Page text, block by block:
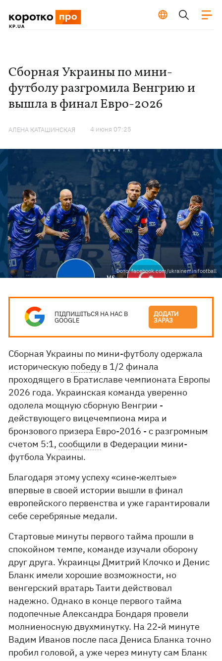
Сборная Украины по мини-
футболу разгромила Венгрию и
вышла в финал Евро-2026
АЛЕНА КАТАШИНСКАЯ 4 июня 07:25
Фото: facebook.com/ukraineminifootball
ПІДПИШІТЬСЯ НА НАС В
GOOGLE
ДОДАТИ
ЗАРАЗ
Сборная Украины по мини-футболу одержала
историческую победу в 1/2 финала
проходящего в Братиславе чемпионата Европы
2026 года. Украинская команда уверенно
одолела мощную сборную Венгрии -
действующего вицечемпиона мира и
бронзового призера Евро-2016 - с разгромным
счетом 5:1,сообщили в Федерации мини-
футбола Украины.
Благодаря этому успеху «сине-желтые»
впервые в своей истории вышли в финал
европейского первенства и уже гарантировали
себе серебряные медали.
Стартовые минуты первого тайма прошли в
спокойном темпе, команде изучали оборону
друг друга. Украинцы Дмитрий Клочко и Денис
Бланк имели хорошие возможности, но
венгерский вратарь Таити действовал
надежно. Однако в конце первого тайма
подопечные Александра Бондаря провели
молниеносную двухминутку. На 22-й минуте
Вадим Иванов после паса Дениса Бланка точно
пробил головой, а уже через минуту сам Бланк